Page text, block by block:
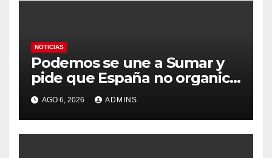
NOTICIAS
Podemos se une a Sumar y
pide que España no organice
el Mundial 2030 con
Marruecos por «atentar
contra la soberanía nacional»
AGO 6, 2026 ADMINS